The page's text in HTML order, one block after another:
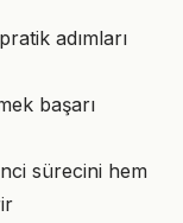
adımları
başarı
sürecini hem